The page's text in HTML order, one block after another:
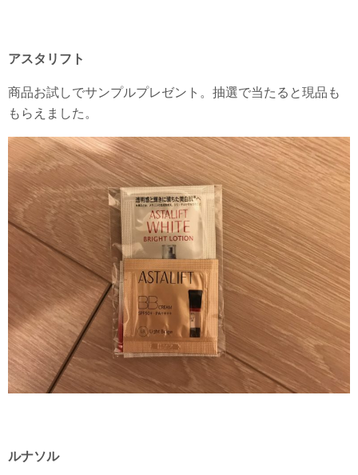
アスタリフト
商品お試しでサンプルプレゼント。抽選で当たると現品も
もらえました。
ルナソル